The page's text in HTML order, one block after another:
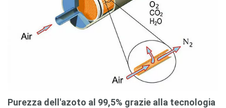
Purezza dell'azoto al 99,5% grazie alla tecnologia